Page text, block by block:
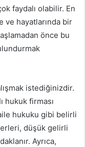
faydalı olabilir. En
ve hayatlarında bir
önce bu
istediğinizdir.
hukuk firması
hukuku gibi belirli
düşük gelirli
Ayrıca,